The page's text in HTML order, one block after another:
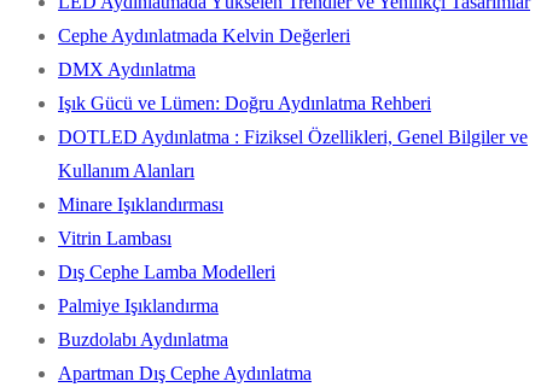
Cephe Aydınlatmada Kelvin Değerleri
DMX Aydınlatma
Işık Gücü ve Lümen: Doğru Aydınlatma Rehberi
DOTLED Aydınlatma : Fiziksel Özellikleri, Genel Bilgiler ve
Kullanım Alanları
Minare Işıklandırması
Vitrin Lambası
Dış Cephe Lamba Modelleri
Palmiye Işıklandırma
Buzdolabı Aydınlatma
Apartman Dış Cephe Aydınlatma